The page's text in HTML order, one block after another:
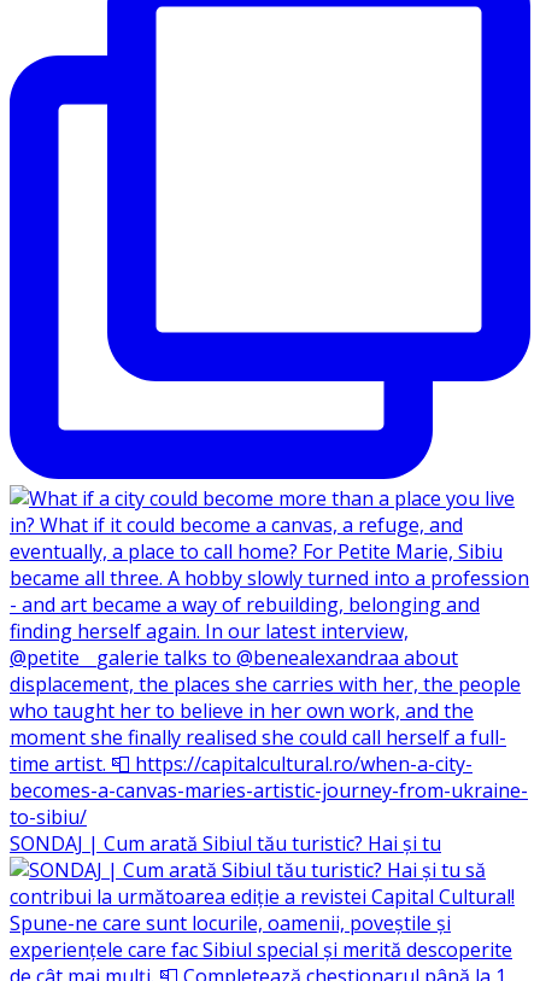
SONDAJ | Cum arată Sibiul tău turistic? Hai și tu